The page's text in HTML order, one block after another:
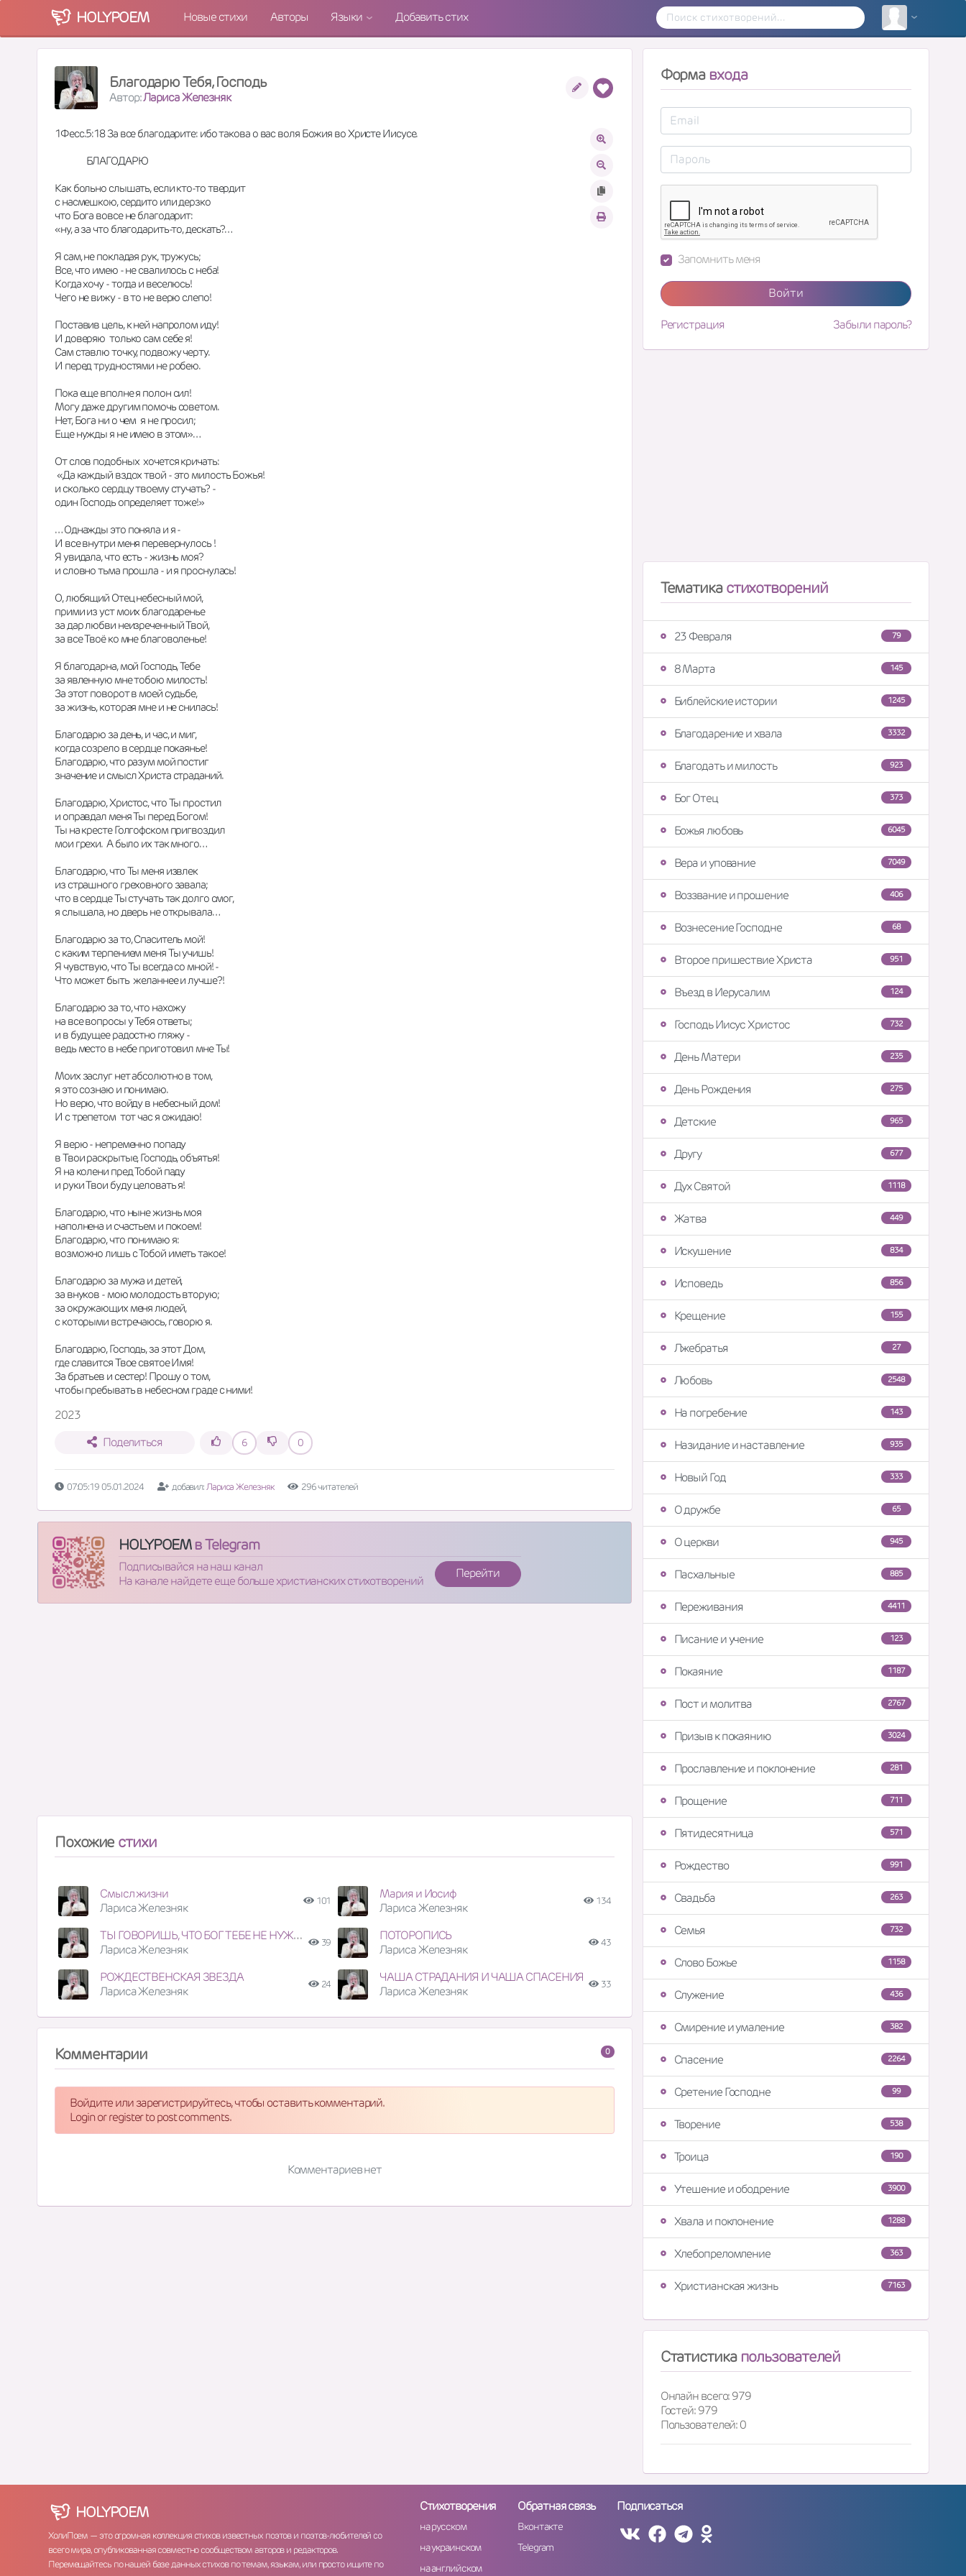
HOLYPOEM Новые стихи Авторы Языки Добавить стих
Благодарю Тебя, Господь
Автор:Лариса Железняк
1Фесс.5:18 За все благодарите: ибо такова о вас воля Божия во Христе Иисусе.
               БЛАГОДАРЮ
Как больно слышать, если кто-то твердит
с насмешкою, сердито или дерзко
что Бога вовсе не благодарит:
«ну, а за что благодарить-то, дескать?…
Я сам, не покладая рук, тружусь;
Все, что имею - не свалилось с неба!
Когда хочу - тогда и веселюсь!
Чего не вижу - в то не верю слепо!
Поставив цель, к ней напролом иду!
И доверяю  только сам себе я!
Сам ставлю точку, подвожу черту.
И перед трудностями не робею.
Пока еще вполне я полон сил!
Могу даже другим помочь советом.
Нет, Бога ни о чем  я не просил;
Еще нужды я не имею в этом»…
От слов подобных  хочется кричать:
«Да каждый вздох твой - это милость Божья!
и сколько сердцу твоему стучать? -
один Господь определяет тоже!»
… Однажды это поняла и я -
И все внутри меня перевернулось !
Я увидала, что есть - жизнь моя?
и словно тьма прошла - и я проснулась!
О, любящий Отец небесный мой,
прими из уст моих благодаренье
за дар любви неизреченный Твой,
за все Твоё ко мне благоволенье!
Я благодарна, мой Господь, Тебе
за явленную мне тобою милость!
За этот поворот в моей судьбе,
за жизнь, которая мне и не снилась!
Благодарю за день, и час, и миг,
когда созрело в сердце покаянье!
Благодарю, что разум мой постиг
значение и смысл Христа страданий.
Благодарю, Христос, что Ты простил
и оправдал меня Ты перед Богом!
Ты на кресте Голгофском пригвоздил
мои грехи.  А было их так много…
Благодарю, что Ты меня извлек
из страшного греховного завала;
что в сердце Ты стучать так долго смог,
я слышала, но дверь не открывала…
Благодарю за то, Спаситель мой!
с каким терпением меня Ты учишь!
Я чувствую, что Ты всегда со мной! -
Что может быть  желаннее и лучше?!
Благодарю за то, что нахожу
на все вопросы у Тебя ответы;
и в будущее радостно гляжу -
ведь место в небе приготовил мне Ты!
Моих заслуг нет абсолютно в том,
я это сознаю и понимаю.
Но верю, что войду в небесный дом!
И с трепетом  тот час я ожидаю!
Я верю - непременно попаду
в Твои раскрытые, Господь, объятья!
Я на колени пред Тобой паду
и руки Твои буду целовать я!
Благодарю, что ныне жизнь моя
наполнена и счастьем и покоем!
Благодарю, что понимаю я:
возможно лишь с Тобой иметь такое!
Благодарю за мужа и детей,
за внуков - мою молодость вторую;
за окружающих меня людей,
с которыми встречаюсь, говорю я.
Благодарю, Господь, за этот Дом,
где славится Твое святое Имя!
За братьев и сестер! Прошу о том,
чтобы пребывать в небесном граде с ними!
2023
Поделиться
6 0
07:05:19 05.01.2024 добавил:Лариса Железняк 296 читателей
HOLYPOEMв Telegram
Подписывайся на наш канал
На канале найдете еще больше христианских стихотворений
Перейти
Похожие стихи
Смысл жизни
Лариса Железняк
101
Мария и Иосиф
Лариса Железняк
134
ТЫ ГОВОРИШЬ, ЧТО БОГ ТЕБЕ НЕ НУЖЕН?
Лариса Железняк
39
ПОТОРОПИСЬ
Лариса Железняк
43
РОЖДЕСТВЕНСКАЯ ЗВЕЗДА
Лариса Железняк
24
ЧАША СТРАДАНИЯ И ЧАША СПАСЕНИЯ
Лариса Железняк
33
0
Комментарии
Войдите или зарегистрируйтесь, чтобы оставить комментарий.
Login or register to post comments.
Комментариев нет
Форма входа
Запомнить меня
Войти
Регистрация Забыли пароль?
Тематикастихотворений
79
23 Февраля
145
8 Марта
1245
Библейские истории
3332
Благодарение и хвала
923
Благодать и милость
373
Бог Отец
6045
Божья любовь
7049
Вера и упование
406
Воззвание и прошение
68
Вознесение Господне
951
Второе пришествие Христа
124
Въезд в Иерусалим
732
Господь Иисус Христос
235
День Матери
275
День Рождения
965
Детские
677
Другу
1118
Дух Святой
449
Жатва
834
Искушение
856
Исповедь
155
Крещение
27
Лжебратья
2548
Любовь
143
На погребение
935
Назидание и наставление
333
Новый Год
65
О дружбе
945
О церкви
885
Пасхальные
4411
Переживания
123
Писание и учение
1187
Покаяние
2767
Пост и молитва
3024
Призыв к покаянию
281
Прославление и поклонение
711
Прощение
571
Пятидесятница
991
Рождество
263
Свадьба
732
Семья
1158
Слово Божье
436
Служение
382
Смирение и умаление
2264
Спасение
99
Сретение Господне
538
Творение
190
Троица
3900
Утешение и ободрение
1288
Хвала и поклонение
363
Хлебопреломление
7163
Христианская жизнь
Статистика пользователей
Онлайн всего: 979
Гостей: 979
Пользователей: 0
HOLYPOEM
ХолиПоем — это огромная коллекция стихов известных поэтов и поэтов-любителей со
всего мира, опубликованная совместно сообществом авторов и редакторов.
Перемещайтесь по нашей базе данных стихов по темам, языкам, или просто ищите по
Стихотворения
на русском
на украинском
на английском
Обратная связь
Вконтакте
Telegram
Подписаться